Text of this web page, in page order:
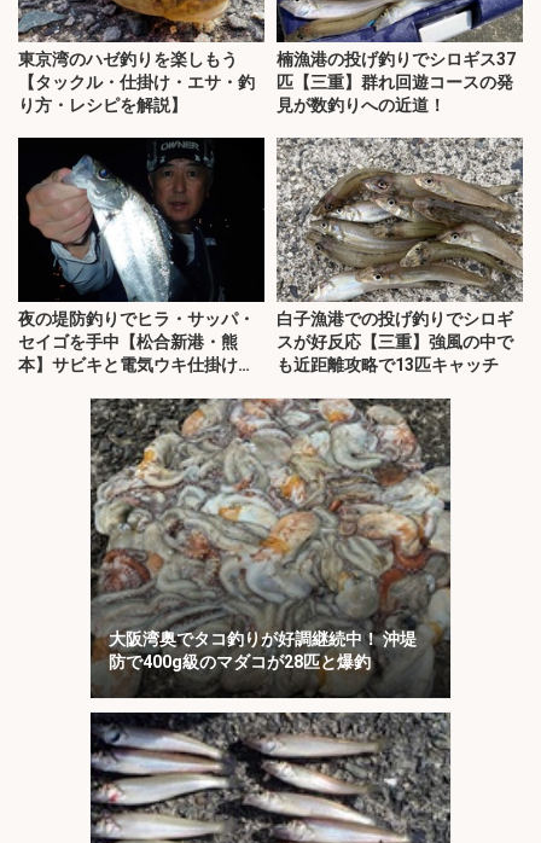
東京湾のハゼ釣りを楽しもう
【タックル・仕掛け・エサ・釣
り方・レシピを解説】
楠漁港の投げ釣りでシロギス37
匹【三重】群れ回遊コースの発
見が数釣りへの近道！
夜の堤防釣りでヒラ・サッパ・
セイゴを手中【松合新港・熊
本】サビキと電気ウキ仕掛けで
白子漁港での投げ釣りでシロギ
スが好反応【三重】強風の中で
も近距離攻略で13匹キャッチ
大阪湾奥でタコ釣りが好調継続中！ 沖堤
防で400g級のマダコが28匹と爆釣